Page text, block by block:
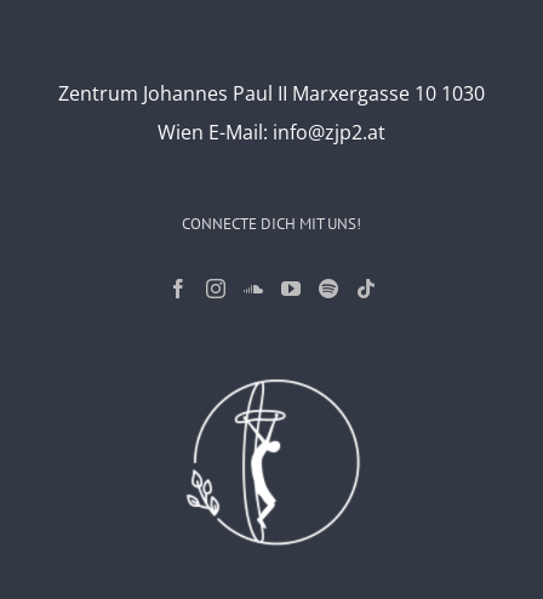
Zentrum Johannes Paul II Marxergasse 10 1030
Wien E-Mail: info@zjp2.at
CONNECTE DICH MIT UNS!